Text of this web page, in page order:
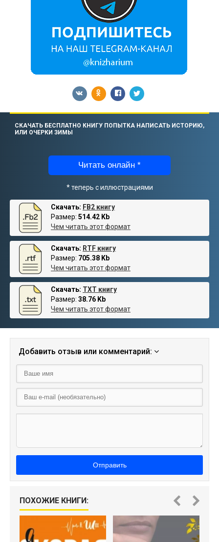
СКАЧАТЬ БЕСПЛАТНО КНИГУ ПОПЫТКА НАПИСАТЬ ИСТОРИЮ,
ИЛИ ОЧЕРКИ ЗИМЫ
Читать онлайн *
* теперь с иллюстрациями
Скачать: FB2 книгу
Размер: 514.42 Kb
Чем читать этот формат
Скачать: RTF книгу
Размер: 705.38 Kb
Чем читать этот формат
Скачать: TXT книгу
Размер: 38.76 Kb
Чем читать этот формат
Добавить отзыв или комментарий:
Отправить
ПОХОЖИЕ КНИГИ: